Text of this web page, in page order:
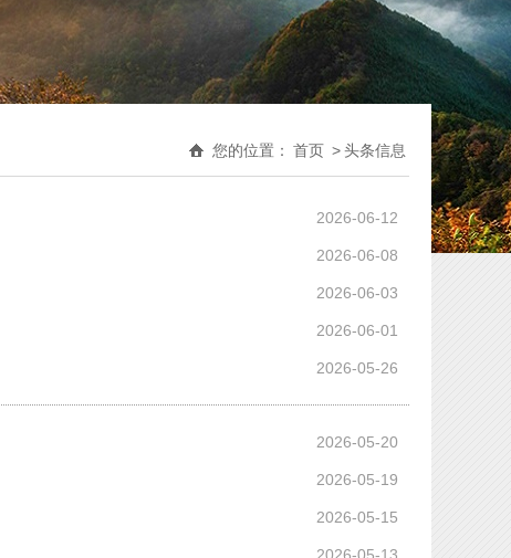
您的位置： 首页 >头条信息
2026-06-12
2026-06-08
2026-06-03
2026-06-01
2026-05-26
2026-05-20
2026-05-19
2026-05-15